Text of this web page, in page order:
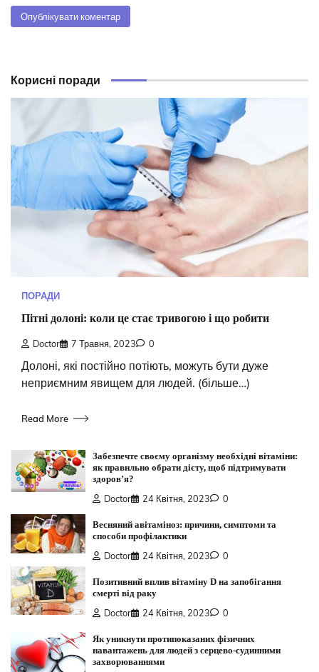
Корисні поради
ПОРАДИ
Пітні долоні: коли це стає тривогою і що робити
Doctor 7 Травня, 2023 0
Долоні, які постійно потіють, можуть бути дуже
неприємним явищем для людей. (більше…)
Read More
Забезпечте своєму організму необхідні вітаміни:
як правильно обрати дієту, щоб підтримувати
здоров’я?
Doctor 24 Квітня, 2023 0
Весняний авітаміноз: причини, симптоми та
способи профілактики
Doctor 24 Квітня, 2023 0
Позитивний вплив вітаміну D на запобігання
смерті від раку
Doctor 24 Квітня, 2023 0
Як уникнути протипоказаних фізичних
навантажень для людей з серцево-судинними
захворюваннями